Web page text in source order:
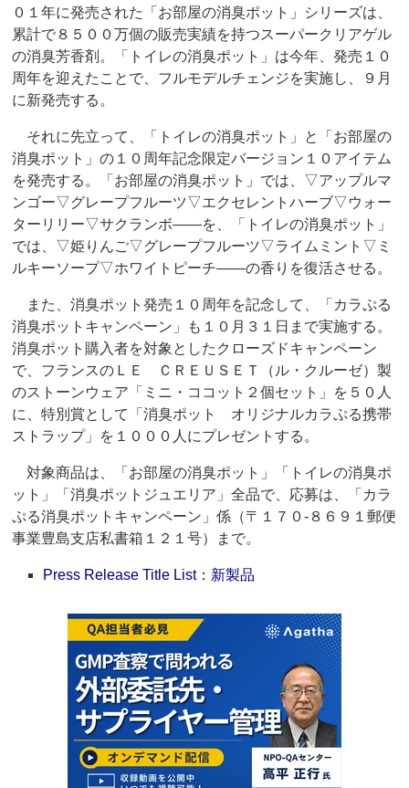
０１年に発売された「お部屋の消臭ポット」シリーズは、
累計で８５００万個の販売実績を持つスーパークリアゲル
の消臭芳香剤。「トイレの消臭ポット」は今年、発売１０
周年を迎えたことで、フルモデルチェンジを実施し、９月
に新発売する。
それに先立って、「トイレの消臭ポット」と「お部屋の
消臭ポット」の１０周年記念限定バージョン１０アイテム
を発売する。「お部屋の消臭ポット」では、▽アップルマ
ンゴー▽グレープフルーツ▽エクセレントハーブ▽ウォー
ターリリー▽サクランボ――を、「トイレの消臭ポット」
では、▽姫りんご▽グレープフルーツ▽ライムミント▽ミ
ルキーソープ▽ホワイトピーチ――の香りを復活させる。
また、消臭ポット発売１０周年を記念して、「カラぷる
消臭ポットキャンペーン」も１０月３１日まで実施する。
消臭ポット購入者を対象としたクローズドキャンペーン
で、フランスのＬＥ ＣＲＥＵＳＥＴ（ル・クルーゼ）製
のストーンウェア「ミニ・ココット２個セット」を５０人
に、特別賞として「消臭ポット オリジナルカラぷる携帯
ストラップ」を１０００人にプレゼントする。
対象商品は、「お部屋の消臭ポット」「トイレの消臭ポ
ット」「消臭ポットジュエリア」全品で、応募は、「カラ
ぷる消臭ポットキャンペーン」係（〒１７０‐８６９１郵便
事業豊島支店私書箱１２１号）まで。
Press Release Title List：新製品